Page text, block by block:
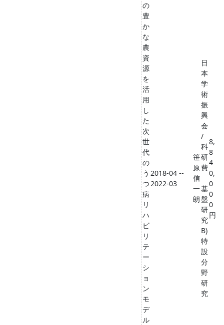
の
豊
か
な
農
資
源
を
活
用
し
た
次
世
代
の
う
つ
病
リ
ハ
ビ
リ
テ
ー
シ
ョ
ン
モ
デ
ル
2018-04 --
2022-03
笹
原
信
一
朗
日
本
学
術
振
興
会
/
科
研
費
基
盤
研
究
B)
特
設
分
野
研
究
8,
8
4
0,
0
0
0
円